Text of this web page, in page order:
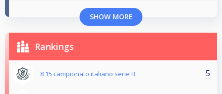
SHOW MORE
Rankings
8 15 campionato italiano serie B 5